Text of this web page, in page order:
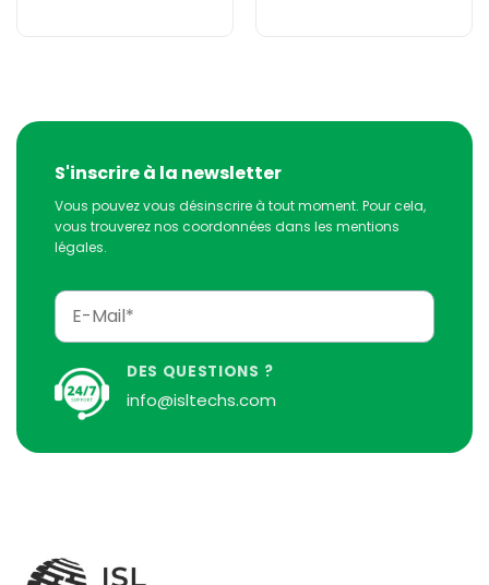
S'inscrire à la newsletter
Vous pouvez vous désinscrire à tout moment. Pour cela,
vous trouverez nos coordonnées dans les mentions
légales.
DES QUESTIONS ?
info@isltechs.com